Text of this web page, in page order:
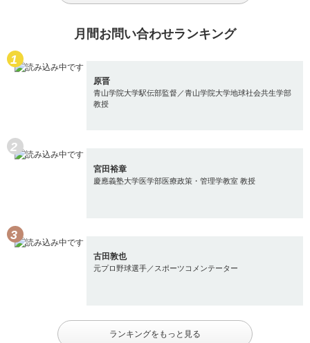
月間お問い合わせランキング
原晋
青山学院大学駅伝部監督／青山学院大学地球社会共生学部
教授
宮田裕章
慶應義塾大学医学部医療政策・管理学教室 教授
古田敦也
元プロ野球選手／スポーツコメンテーター
ランキングをもっと見る